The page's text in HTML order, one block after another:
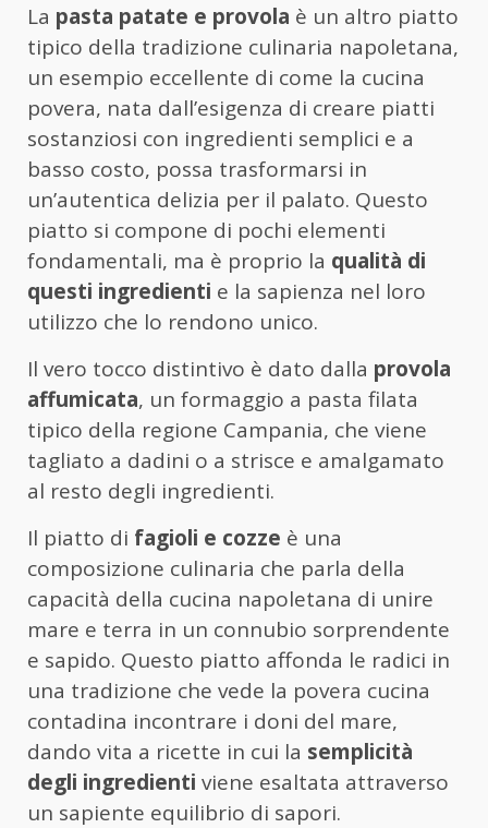
La pasta patate e provola è un altro piatto
tipico della tradizione culinaria napoletana,
un esempio eccellente di come la cucina
povera, nata dall’esigenza di creare piatti
sostanziosi con ingredienti semplici e a
basso costo, possa trasformarsi in
un’autentica delizia per il palato. Questo
piatto si compone di pochi elementi
fondamentali, ma è proprio la qualità di
questi ingredienti e la sapienza nel loro
utilizzo che lo rendono unico.
Il vero tocco distintivo è dato dalla provola
affumicata, un formaggio a pasta filata
tipico della regione Campania, che viene
tagliato a dadini o a strisce e amalgamato
al resto degli ingredienti.
Il piatto di fagioli e cozze è una
composizione culinaria che parla della
capacità della cucina napoletana di unire
mare e terra in un connubio sorprendente
e sapido. Questo piatto affonda le radici in
una tradizione che vede la povera cucina
contadina incontrare i doni del mare,
dando vita a ricette in cui la semplicità
degli ingredienti viene esaltata attraverso
un sapiente equilibrio di sapori.